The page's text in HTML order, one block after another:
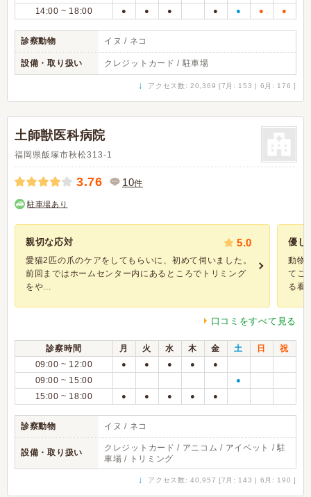
14:00 ~ 18:00 ● ● ● ● ● ● ●
診察動物 イヌ / ネコ
設備・取り扱い クレジットカード / 駐車場
↓ アクセス数: 20,369 [7月: 153 | 6月: 176 ]
土師獣医科病院
福岡県飯塚市秋松313-1
3.76 10件
駐車場あり
親切な応対 5.0
愛猫2匹の爪のケアをしてもらいに、初めて伺いました。
前回まではホームセンター内にあるところでトリミング
をや...
優し
動物
てこ
る看
口コミをすべて見る
診察時間 月 火 水 木 金 土 日
祝
09:00 ~ 12:00
● ● ● ● ●
09:00 ~ 15:00 ●
15:00 ~ 18:00 ● ● ● ● ●
診察動物 イヌ / ネコ
設備・取り扱い
クレジットカード / アニコム / アイペット / 駐
車場 / トリミング
↓ アクセス数: 40,957 [7月: 143 | 6月: 190 ]